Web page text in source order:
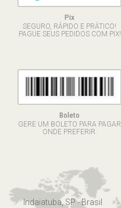
Pix
SEGURO, RÁPIDO E PRÁTICO!
PAGUE SEUS PEDIDOS COM PIX!
Boleto
GERE UM BOLETO PARA PAGAR
ONDE PREFERIR.
Indaiatuba, SP - Brasil